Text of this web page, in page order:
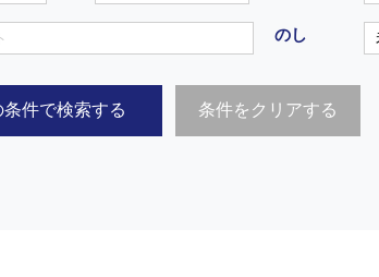
のし
条件で検索する 条件をクリアする